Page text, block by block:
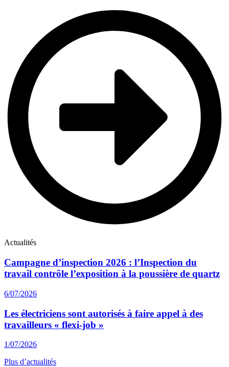
Actualités
Campagne d’inspection 2026 : l’Inspection du
travail contrôle l’exposition à la poussière de quartz
6/07/2026
Les électriciens sont autorisés à faire appel à des
travailleurs « flexi-job »
1/07/2026
Plus d’actualités